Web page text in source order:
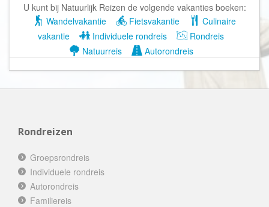
U kunt bij Natuurlijk Reizen de volgende vakanties boeken:
Wandelvakantie
Fietsvakantie
Culinaire
vakantie
Individuele rondreis
Rondreis
Natuurreis
Autorondreis
Rondreizen
Groepsrondreis
Individuele rondreis
Autorondreis
Familiereis